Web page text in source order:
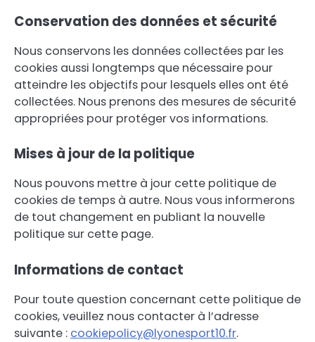
Conservation des données et sécurité
Nous conservons les données collectées par les
cookies aussi longtemps que nécessaire pour
atteindre les objectifs pour lesquels elles ont été
collectées. Nous prenons des mesures de sécurité
appropriées pour protéger vos informations.
Mises à jour de la politique
Nous pouvons mettre à jour cette politique de
cookies de temps à autre. Nous vous informerons
de tout changement en publiant la nouvelle
politique sur cette page.
Informations de contact
Pour toute question concernant cette politique de
cookies, veuillez nous contacter à l’adresse
suivante : cookiepolicy@lyonesport10.fr.